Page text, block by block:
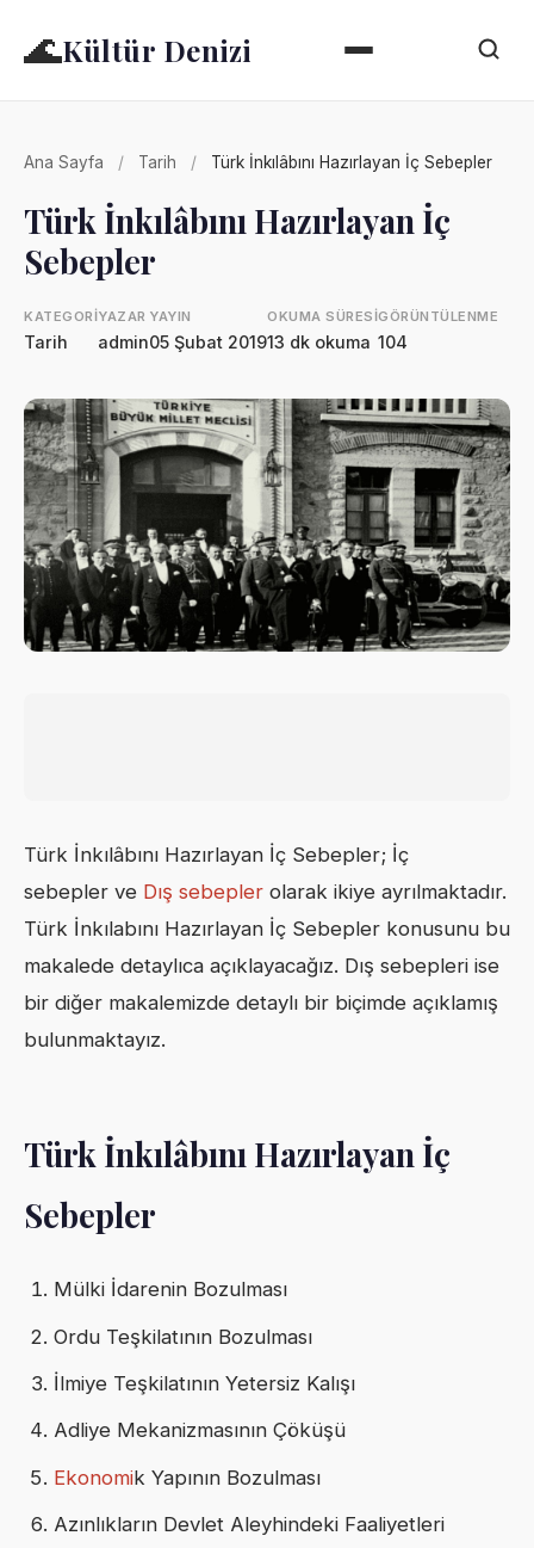
🌊Kültür Denizi
Ana Sayfa / Tarih / Türk İnkılâbını Hazırlayan İç Sebepler
Türk İnkılâbını Hazırlayan İç
Sebepler
KATEGORI
Tarih
YAZAR
admin
YAYIN
05 Şubat 2019
OKUMA SÜRESI
13 dk okuma
GÖRÜNTÜLENME
104
Türk İnkılâbını Hazırlayan İç Sebepler; İç
sebepler ve Dış sebepler olarak ikiye ayrılmaktadır.
Türk İnkılabını Hazırlayan İç Sebepler konusunu bu
makalede detaylıca açıklayacağız. Dış sebepleri ise
bir diğer makalemizde detaylı bir biçimde açıklamış
bulunmaktayız.
Türk İnkılâbını Hazırlayan İç
Sebepler
Mülki İdarenin Bozulması
Ordu Teşkilatının Bozulması
İlmiye Teşkilatının Yetersiz Kalışı
Adliye Mekanizmasının Çöküşü
Ekonomik Yapının Bozulması
Azınlıkların Devlet Aleyhindeki Faaliyetleri